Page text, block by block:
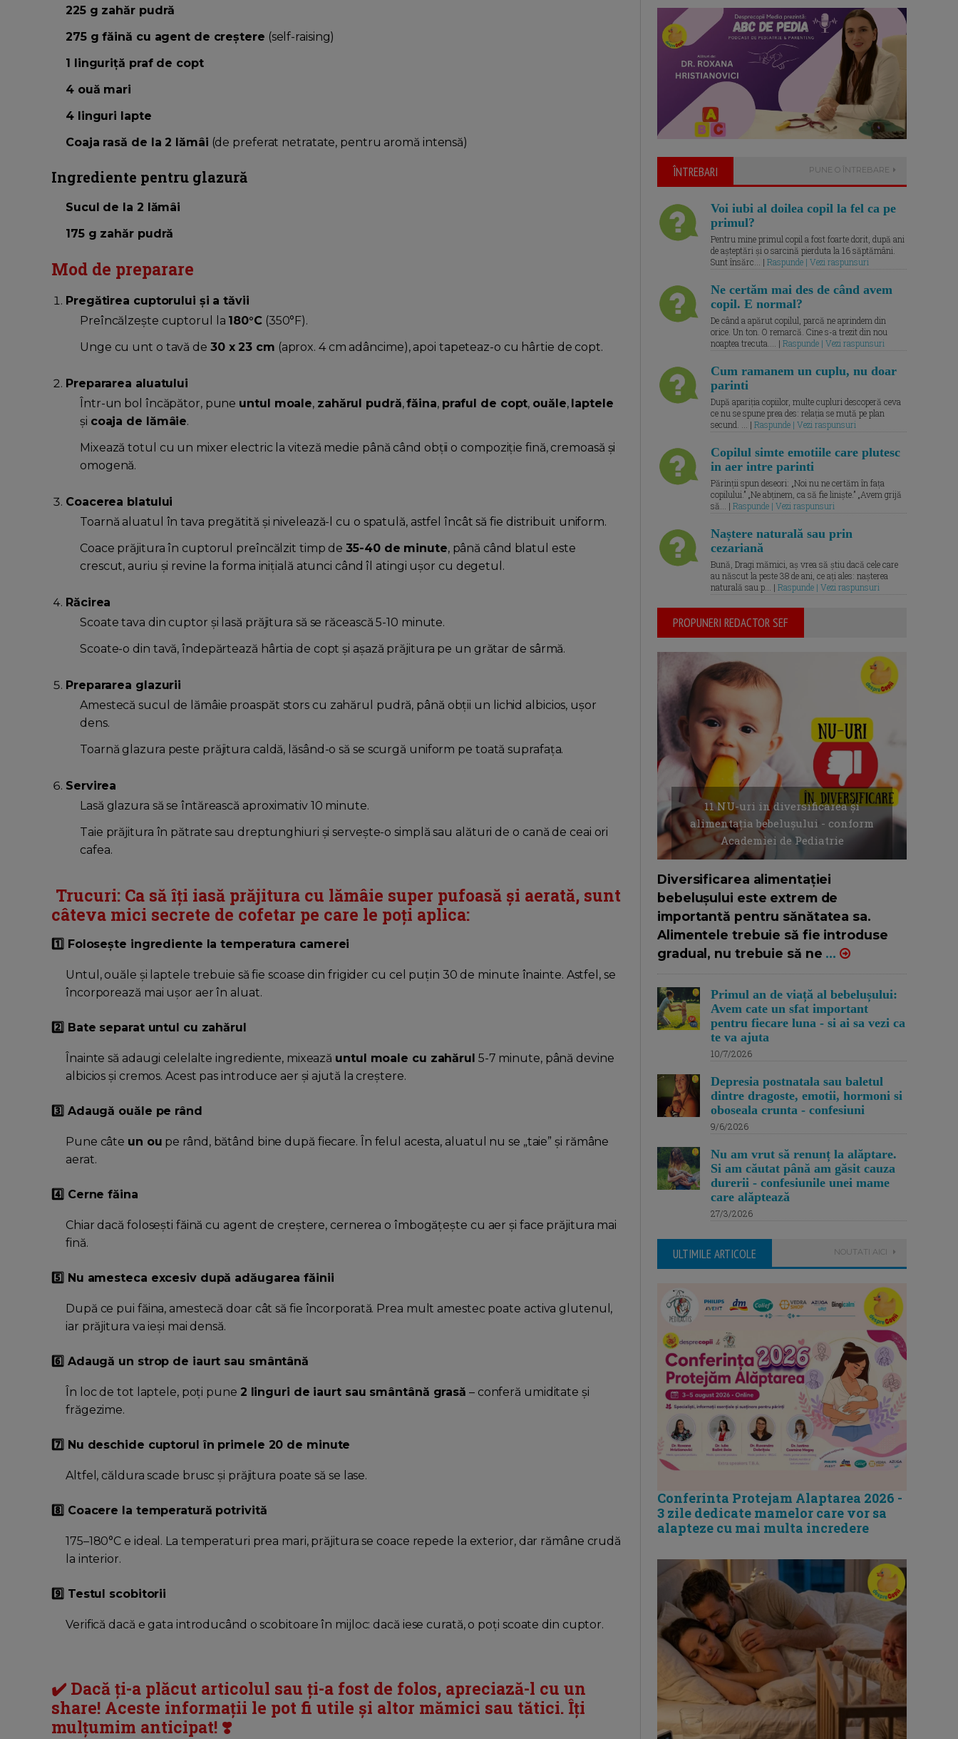
225 g zahăr pudră
275 g făină cu agent de creștere (self-raising)
1 linguriță praf de copt
4 ouă mari
4 linguri lapte
Coaja rasă de la 2 lămâi (de preferat netratate, pentru aromă intensă)
Ingrediente pentru glazură
Sucul de la 2 lămâi
175 g zahăr pudră
Mod de preparare
Pregătirea cuptorului și a tăvii
Preîncălzește cuptorul la 180°C(350°F).
Unge cu unt o tavă de 30 x 23 cm (aprox. 4 cm adâncime), apoi tapeteaz-o cu hârtie de copt.
Prepararea aluatului
Într-un bol încăpător, pune untul moale, zahărul pudră,făina, praful de copt, ouăle, laptele
și coaja de lămâie.
Mixează totul cu un mixer electric la viteză medie până când obții o compoziție fină, cremoasă și
omogenă.
Coacerea blatului
Toarnă aluatul în tava pregătită și nivelează-l cu o spatulă, astfel încât să fie distribuit uniform.
Coace prăjitura în cuptorul preîncălzit timp de35-40 de minute, până când blatul este
crescut, auriu și revine la forma inițială atunci când îl atingi ușor cu degetul.
Răcirea
Scoate tava din cuptor și lasă prăjitura să se răcească 5-10 minute.
Scoate-o din tavă, îndepărtează hârtia de copt și așază prăjitura pe un grătar de sârmă.
Prepararea glazurii
Amestecă sucul de lămâie proaspăt stors cu zahărul pudră, până obții un lichid albicios, ușor
dens.
Toarnă glazura peste prăjitura caldă, lăsând-o să se scurgă uniform pe toată suprafața.
Servirea
Lasă glazura să se întărească aproximativ 10 minute.
Taie prăjitura în pătrate sau dreptunghiuri și servește-o simplă sau alături de o cană de ceai ori
cafea.
Trucuri: Ca să îți iasă prăjitura cu lămâie super pufoasă și aerată, sunt
câteva mici secrete de cofetar pe care le poți aplica:
1️⃣ Folosește ingrediente la temperatura camerei
Untul, ouăle și laptele trebuie să fie scoase din frigider cu cel puțin 30 de minute înainte. Astfel, se
încorporează mai ușor aer în aluat.
2️⃣ Bate separat untul cu zahărul
Înainte să adaugi celelalte ingrediente, mixează untul moale cu zahărul 5-7 minute, până devine
albicios și cremos. Acest pas introduce aer și ajută la creștere.
3️⃣ Adaugă ouăle pe rând
Pune câte un ou pe rând, bătând bine după fiecare. În felul acesta, aluatul nu se „taie” și rămâne
aerat.
4️⃣ Cerne făina
Chiar dacă folosești făină cu agent de creștere, cernerea o îmbogățește cu aer și face prăjitura mai
fină.
5️⃣ Nu amesteca excesiv după adăugarea făinii
După ce pui făina, amestecă doar cât să fie încorporată. Prea mult amestec poate activa glutenul,
iar prăjitura va ieși mai densă.
6️⃣ Adaugă un strop de iaurt sau smântână
În loc de tot laptele, poți pune 2 linguri de iaurt sau smântână grasă – conferă umiditate și
frăgezime.
7️⃣ Nu deschide cuptorul în primele 20 de minute
Altfel, căldura scade brusc și prăjitura poate să se lase.
8️⃣ Coacere la temperatură potrivită
175–180°C e ideal. La temperaturi prea mari, prăjitura se coace repede la exterior, dar rămâne crudă
la interior.
9️⃣ Testul scobitorii
Verifică dacă e gata introducând o scobitoare în mijloc: dacă iese curată, o poți scoate din cuptor.
✔️ Dacă ți-a plăcut articolul sau ți-a fost de folos, apreciază-l cu un
share! Aceste informații le pot fi utile și altor mămici sau tătici. Îți
mulțumim anticipat! ❣️
ÎNTREBARI PUNE O ÎNTREBARE
Voi iubi al doilea copil la fel ca pe
primul?
Pentru mine primul copil a fost foarte dorit, după ani
de așteptări și o sarcină pierduta la 16 săptămâni.
Sunt însărc... | Raspunde | Vezi raspunsuri
Ne certăm mai des de când avem
copil. E normal?
De când a apărut copilul, parcă ne aprindem din
orice. Un ton. O remarcă. Cine s-a trezit din nou
noaptea trecuta.... | Raspunde | Vezi raspunsuri
Cum ramanem un cuplu, nu doar
parinti
După apariția copiilor, multe cupluri descoperă ceva
ce nu se spune prea des: relația se mută pe plan
secund. ... | Raspunde | Vezi raspunsuri
Copilul simte emotiile care plutesc
in aer intre parinti
Părinții spun deseori: „Noi nu ne certăm în fața
copilului.” „Ne abținem, ca să fie liniște.” „Avem grijă
să... | Raspunde | Vezi raspunsuri
Naștere naturală sau prin
cezariană
Bună, Dragi mămici, aș vrea să știu dacă cele care
au născut la peste 38 de ani, ce ați ales: nașterea
naturală sau p... | Raspunde | Vezi raspunsuri
PROPUNERI REDACTOR SEF
11 NU-uri in diversificarea și
alimentația bebelușului - conform
Academiei de Pediatrie
Diversificarea alimentației
bebelușului este extrem de
importantă pentru sănătatea sa.
Alimentele trebuie să fie introduse
gradual, nu trebuie să ne ...
Primul an de viață al bebelușului:
Avem cate un sfat important
pentru fiecare luna - si ai sa vezi ca
te va ajuta
10/7/2026
Depresia postnatala sau baletul
dintre dragoste, emotii, hormoni si
oboseala crunta - confesiuni
9/6/2026
Nu am vrut să renunț la alăptare.
Si am căutat până am găsit cauza
durerii - confesiunile unei mame
care alăptează
27/3/2026
ULTIMILE ARTICOLE NOUTATI AICI
Conferinta Protejam Alaptarea 2026 -
3 zile dedicate mamelor care vor sa
alapteze cu mai multa incredere